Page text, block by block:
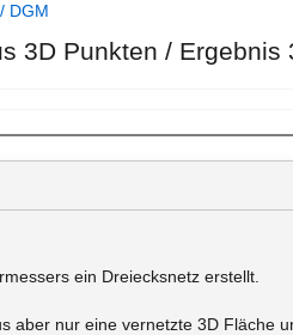
DGM
3D Punkten /
ein Dreiecksnetz erstellt.
aber nur eine vernetzte 3D Fläche